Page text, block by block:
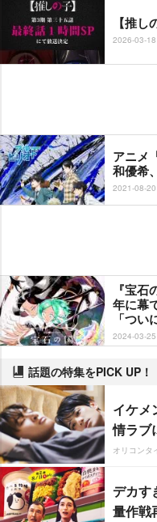
【推
2026-03-18
アニメ
和優希
2021-08-20
『宝
年に幕
「つい
2024-03-25
話題の特集をPICK UP！
イケメ
情ラブ
オリコンタ
デカす
量作戦